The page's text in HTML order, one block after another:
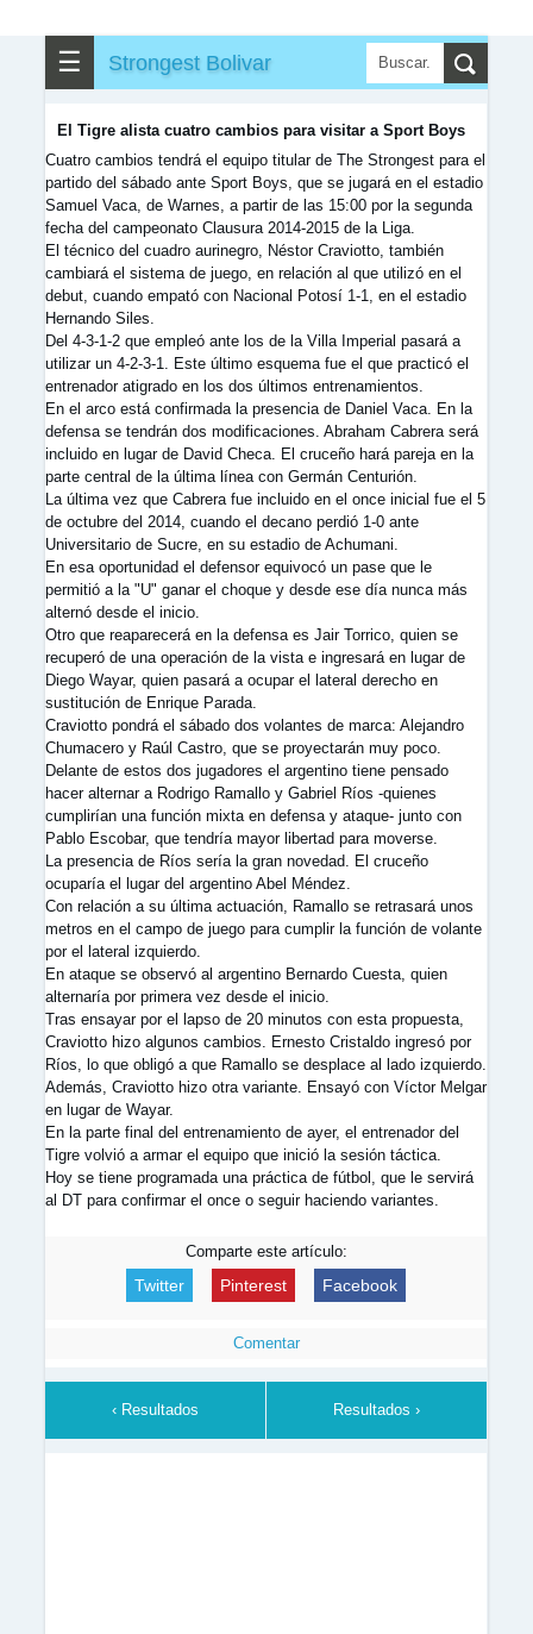
☰ Strongest Bolivar
El Tigre alista cuatro cambios para visitar a Sport Boys
Cuatro cambios tendrá el equipo titular de The Strongest para el
partido del sábado ante Sport Boys, que se jugará en el estadio
Samuel Vaca, de Warnes, a partir de las 15:00 por la segunda
fecha del campeonato Clausura 2014-2015 de la Liga.
El técnico del cuadro aurinegro, Néstor Craviotto, también
cambiará el sistema de juego, en relación al que utilizó en el
debut, cuando empató con Nacional Potosí 1-1, en el estadio
Hernando Siles.
Del 4-3-1-2 que empleó ante los de la Villa Imperial pasará a
utilizar un 4-2-3-1. Este último esquema fue el que practicó el
entrenador atigrado en los dos últimos entrenamientos.
En el arco está confirmada la presencia de Daniel Vaca. En la
defensa se tendrán dos modificaciones. Abraham Cabrera será
incluido en lugar de David Checa. El cruceño hará pareja en la
parte central de la última línea con Germán Centurión.
La última vez que Cabrera fue incluido en el once inicial fue el 5
de octubre del 2014, cuando el decano perdió 1-0 ante
Universitario de Sucre, en su estadio de Achumani.
En esa oportunidad el defensor equivocó un pase que le
permitió a la "U" ganar el choque y desde ese día nunca más
alternó desde el inicio.
Otro que reaparecerá en la defensa es Jair Torrico, quien se
recuperó de una operación de la vista e ingresará en lugar de
Diego Wayar, quien pasará a ocupar el lateral derecho en
sustitución de Enrique Parada.
Craviotto pondrá el sábado dos volantes de marca: Alejandro
Chumacero y Raúl Castro, que se proyectarán muy poco.
Delante de estos dos jugadores el argentino tiene pensado
hacer alternar a Rodrigo Ramallo y Gabriel Ríos -quienes
cumplirían una función mixta en defensa y ataque- junto con
Pablo Escobar, que tendría mayor libertad para moverse.
La presencia de Ríos sería la gran novedad. El cruceño
ocuparía el lugar del argentino Abel Méndez.
Con relación a su última actuación, Ramallo se retrasará unos
metros en el campo de juego para cumplir la función de volante
por el lateral izquierdo.
En ataque se observó al argentino Bernardo Cuesta, quien
alternaría por primera vez desde el inicio.
Tras ensayar por el lapso de 20 minutos con esta propuesta,
Craviotto hizo algunos cambios. Ernesto Cristaldo ingresó por
Ríos, lo que obligó a que Ramallo se desplace al lado izquierdo.
Además, Craviotto hizo otra variante. Ensayó con Víctor Melgar
en lugar de Wayar.
En la parte final del entrenamiento de ayer, el entrenador del
Tigre volvió a armar el equipo que inició la sesión táctica.
Hoy se tiene programada una práctica de fútbol, que le servirá
al DT para confirmar el once o seguir haciendo variantes.
Comparte este artículo:
Twitter Pinterest Facebook
Comentar
‹ Resultados Resultados ›